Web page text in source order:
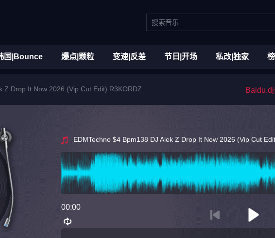
国|Bounce 爆点|颗粒 变速|反差 节日|开场 私改|独家
Z Drop It Now 2026 (Vip Cut Edit) R3KORDZ
EDMTechno $4 Bpm138 DJ Alek Z Drop It Now 2026 (Vip Cut
00:00